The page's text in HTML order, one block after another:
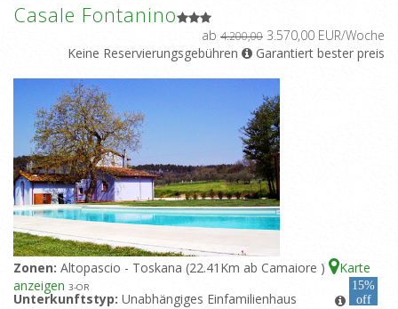
Casale Fontanino
ab 4.200,00 3.570,00 EUR/Woche
Keine Reservierungsgebühren
Garantiert bester preis
Zonen: Altopascio - Toskana (22.41Km ab Camaiore )
Karte
anzeigen 3-OR
15%
off
Unterkunftstyp: Unabhängiges Einfamilienhaus